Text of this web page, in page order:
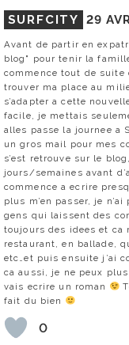
SURFCITY 29
Avant de partir en
blog" pour tenir la
commence tout de
trouver ma place au
s’adapter a cette
facile, je mettais
alles passe la journee a
un gros mail pour mes
s’est retrouve sur le
jours/semaines avant
commence a ecrire
plus m’en passer, je
gens qui laissent des
toujours des idees et ca
restaurant, en ballade,
etc…et puis ensuite j’ai
ca aussi, je ne peux
vais ecrire un roman
fait du bien
0